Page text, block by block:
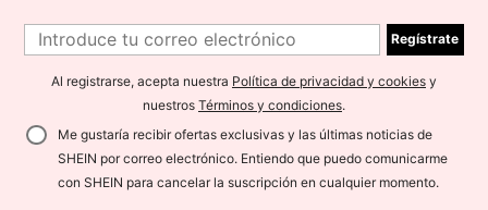
Regístrate
Al registrarse, acepta nuestra Política de privacidad y cookies y
nuestros Términos y condiciones.
Me gustaría recibir ofertas exclusivas y las últimas noticias de
SHEIN por correo electrónico. Entiendo que puedo comunicarme
con SHEIN para cancelar la suscripción en cualquier momento.